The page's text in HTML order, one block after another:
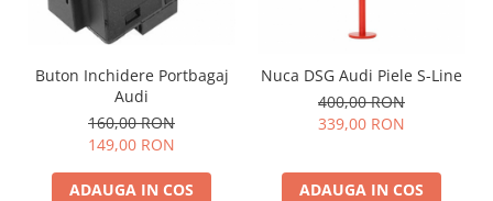
Buton Inchidere Portbagaj
Audi
160,00 RON
149,00 RON
ADAUGA IN COS
Nuca DSG Audi Piele S-Line
400,00 RON
339,00 RON
ADAUGA IN COS